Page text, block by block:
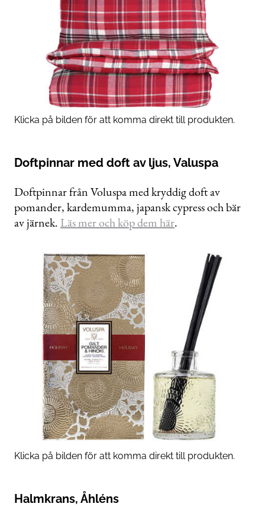
Klicka på bilden för att komma direkt till produkten.
Doftpinnar med doft av ljus, Valuspa
Doftpinnar från Voluspa med kryddig doft av
pomander, kardemumma, japansk cypress och bär
av järnek. Läs mer och köp dem här.
Klicka på bilden för att komma direkt till produkten.
Halmkrans, Åhléns